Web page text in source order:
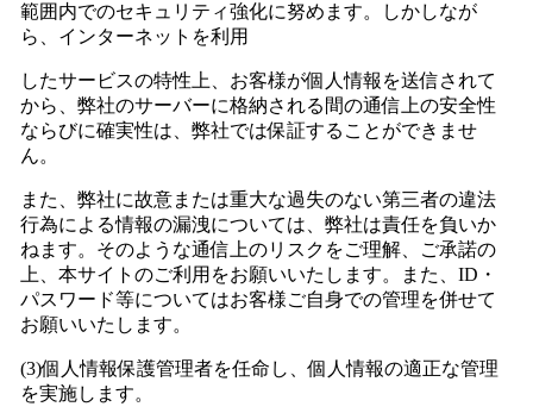
範囲内でのセキュリティ強化に努めます。しかしなが
ら、 インターネットを利用
したサービスの特性上、お客様が個人情報を送信されて
から、弊社のサーバーに格納される間の通信上の安全性
ならびに確実性は、弊社では保証することができませ
ん。
また、弊社に故意または重大な過失のない第三者の違法
行為による情報の漏洩については、弊社は責任を負いか
ねます。そのような通信上のリスクをご理解、ご承諾の
上、本サイトのご利用をお願いいたします。また、ID・
パスワード等についてはお客様ご自身での管理を併せて
お願いいたします。
(3)個人情報保護管理者を任命し、個人情報の適正な管理
を実施します。